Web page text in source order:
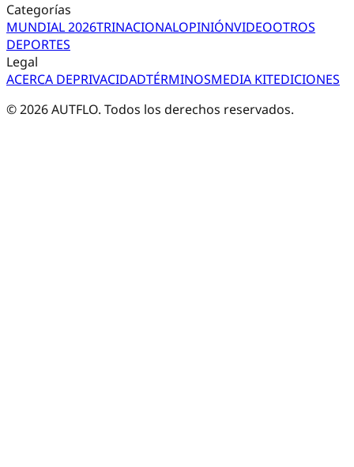
Categorías
MUNDIAL 2026TRINACIONALOPINIÓNVIDEOOTROS
DEPORTES
Legal
ACERCA DEPRIVACIDADTÉRMINOSMEDIA KITEDICIONES
©2026AUTFLO. Todos los derechos reservados.